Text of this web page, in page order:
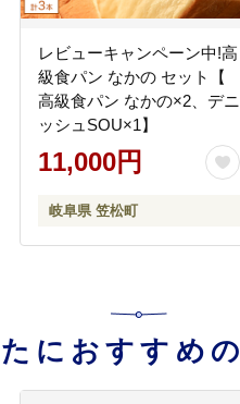
レビューキャンペーン中!高
級食パン なかの セット【
高級食パン なかの×2、デニ
ッシュSOU×1】
11,000円
岐阜県 笠松町
におすすめ